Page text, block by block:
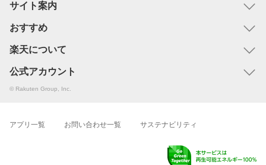
サイト案内
おすすめ
楽天について
公式アカウント
© Rakuten Group, Inc.
アプリ一覧 お問い合わせ一覧 サステナビリティ